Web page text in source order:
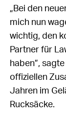
„Bei den
mich nun
wichtig, den
Partner für
haben”,
offiziellen
Jahren im
Rucksäcke.